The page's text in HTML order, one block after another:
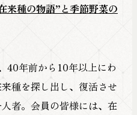
来種の物語”と季節野菜の
40年前から10年以上にわ
種を探し出し、復活させ
者。会員の皆様には、在